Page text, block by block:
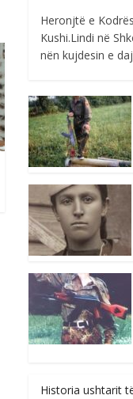
Heronjtë e
Kushi.Lindi në
nën kujdesin e
Historia ushtarit